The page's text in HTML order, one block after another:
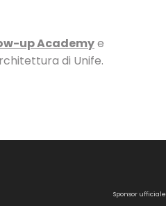
up Academye
di Unife.
Sponsor ufficiale